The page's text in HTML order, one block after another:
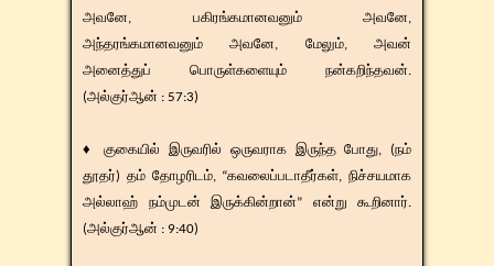
அவனே, பகிரங்கமானவனும் அவனே,
அந்தரங்கமானவனும் அவனே, மேலும், அவன்
அனைத்துப் பொருள்களையும் நன்கறிந்தவன்.
(அல்குர்ஆன் : 57:3)
♦ குகையில் இருவரில் ஒருவராக இருந்த போது, (நம்
தூதர்) தம் தோழரிடம், “கவலைப்படாதீர்கள், நிச்சயமாக
அல்லாஹ் நம்முடன் இருக்கின்றான்” என்று கூறினார்.
(அல்குர்ஆன் : 9:40)